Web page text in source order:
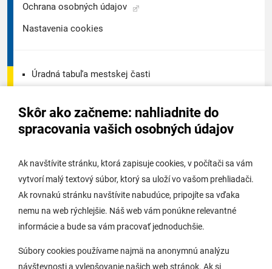
Skôr ako začneme: nahliadnite do
spracovania vašich osobných údajov
Ak navštívite stránku, ktorá zapisuje cookies, v počítači sa vám
vytvorí malý textový súbor, ktorý sa uloží vo vašom prehliadači.
Ak rovnakú stránku navštívite nabudúce, pripojíte sa vďaka
nemu na web rýchlejšie. Náš web vám ponúkne relevantné
informácie a bude sa vám pracovať jednoduchšie.
Súbory cookies používame najmä na anonymnú analýzu
návštevnosti a vylepšovanie našich web stránok. Ak si
Ochrana osobných údajov
Nastavenia cookies
Úradná tabuľa mestskej časti
Úradná tabuľa stavebného úradu
Potrebujem vybaviť
Samospráva
O Lamači